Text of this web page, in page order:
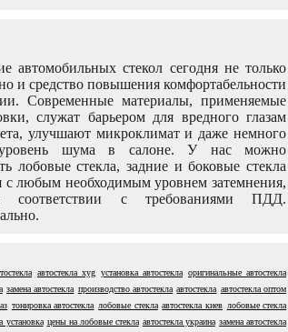
автомобильных стекол сегодня не только
и средство повышения комфортабельности
Современные материалы, применяемые
служат барьером для вредного глазам
улучшают микроклимат и даже немного
шума в салоне. У нас можно
лобовые стекла, задние и боковые стекла
с любым необходимым уровнем затемнения,
соответствии с требованиями ПДД.
автостекла xyg установка автостекла оригинальные автостекла
замена автостекла производство автостекла автостекла автостекла оптом
тонировка автостекла лобовые стекла автостекла киев лобовые стекла
установка цены на лобовые стекла автостекла украина замена автостекла